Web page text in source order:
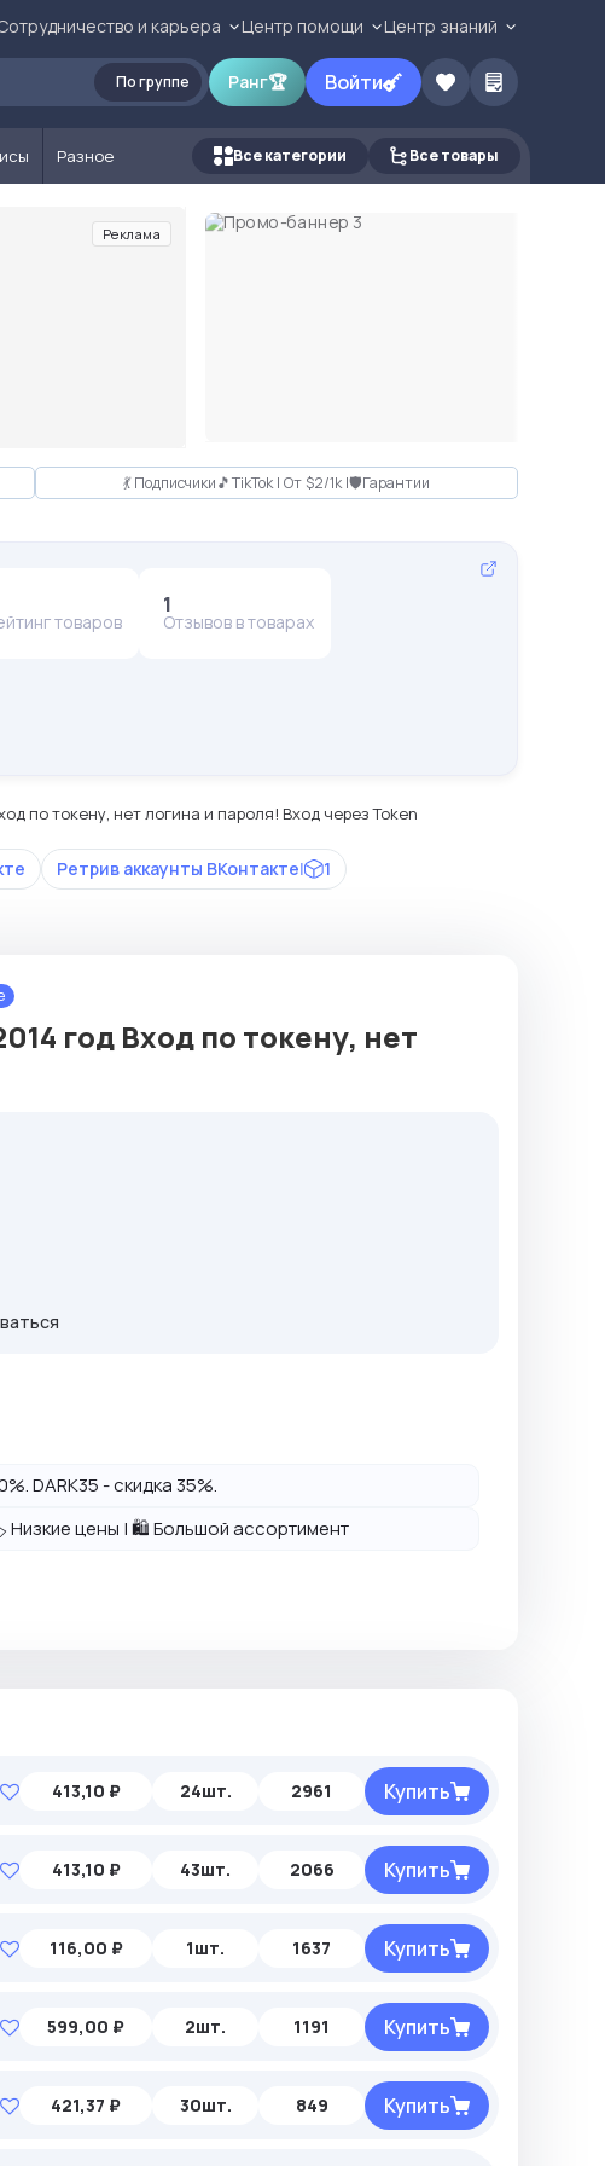
и карьера Центр помощи Центр знаний
По группе Ранг🏆 Войти
Разное Все категории Все товары
Реклама
💃 Подписчики🎵TikTok | От $2/1k |🛡Гарантии
товаров
1
Отзывов в товарах
по токену, нет логина и пароля! Вход через Token
Ретрив аккаунты ВКонтакте|
1
год Вход по токену, нет
DARK35 - скидка 35%.
Низкие цены | 🛍️ Большой ассортимент
413,10 ₽ 24шт. 2961 Купить
413,10 ₽ 43шт. 2066 Купить
116,00 ₽ 1шт. 1637 Купить
599,00 ₽ 2шт. 1191 Купить
421,37 ₽ 30шт. 849 Купить